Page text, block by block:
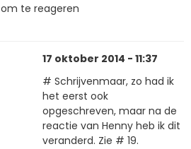
om te reageren
17 oktober 2014 - 11:37
# Schrijvenmaar, zo had ik
het eerst ook
opgeschreven, maar na de
reactie van Henny heb ik dit
veranderd. Zie # 19.